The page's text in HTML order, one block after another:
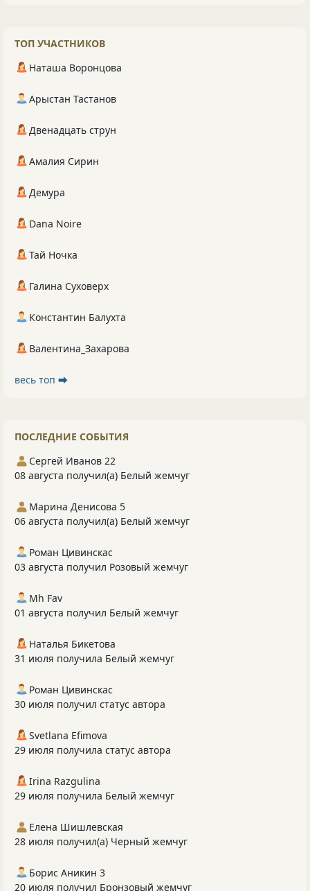
ТОП УЧАСТНИКОВ
Наташа Воронцова
Арыстан Тастанов
Двенадцать струн
Амалия Сирин
Демура
Dana Noire
Тай Ночка
Галина Суховерх
Константин Балухта
Валентина_Захарова
весь топ ⮕
ПОСЛЕДНИЕ СОБЫТИЯ
Сергей Иванов 22
08 августа получил(а) Белый жемчуг
Марина Денисова 5
06 августа получил(а) Белый жемчуг
Роман Цивинскас
03 августа получил Розовый жемчуг
Mh Fav
01 августа получил Белый жемчуг
Наталья Бикетова
31 июля получила Белый жемчуг
Роман Цивинскас
30 июля получил статус автора
Svetlana Efimova
29 июля получила статус автора
Irina Razgulina
29 июля получила Белый жемчуг
Елена Шишлевская
28 июля получил(а) Черный жемчуг
Борис Аникин 3
20 июля получил Бронзовый жемчуг